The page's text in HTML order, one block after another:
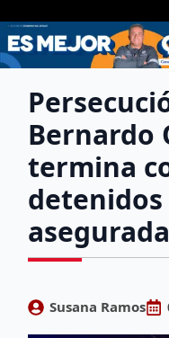
Bernardo
termina
asegurada
Susana Ramos